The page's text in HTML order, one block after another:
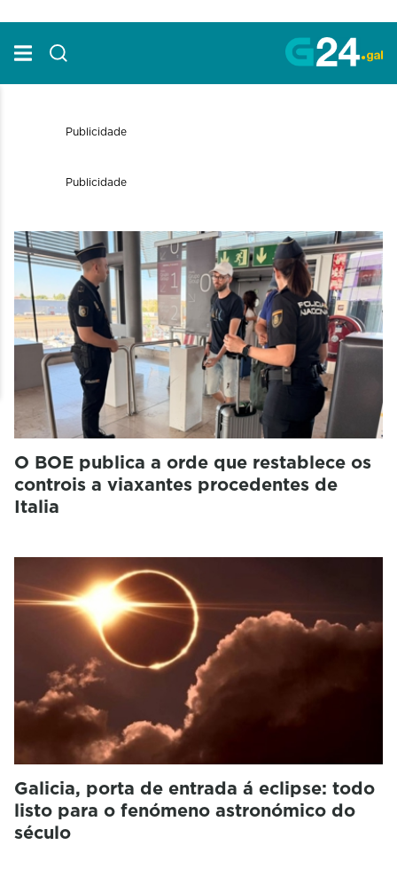
O BOE publica a orde que restablece os
controis a viaxantes procedentes de
Italia
Galicia, porta de entrada á eclipse: todo
listo para o fenómeno astronómico do
século
Publicidade
Publicidade